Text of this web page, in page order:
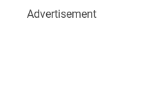
Advertisement